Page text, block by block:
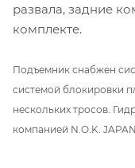
развала, задние
комплекте.
Подъемник снабжен
системой блокировки
нескольких тросов.
компанией N.O.K. JAPAN